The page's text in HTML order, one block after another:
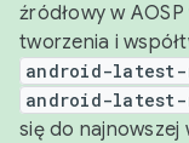
źródłowy w
tworzenia i
android-latest-
android-latest-
się do najnowszej